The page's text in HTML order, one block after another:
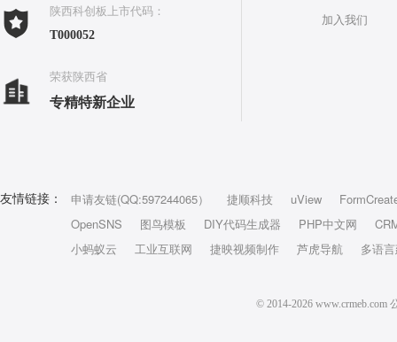
陕西科创板上市代码：
T000052
荣获陕西省
专精特新企业
加入我们
友情链接： 申请友链(QQ:597244065） 捷顺科技 uView
OpenSNS
图鸟模板 DIY代码生成器 PHP中文网
小蚂蚁云
工业互联网 捷映视频制作 芦虎导航 多语
© 2014-2026